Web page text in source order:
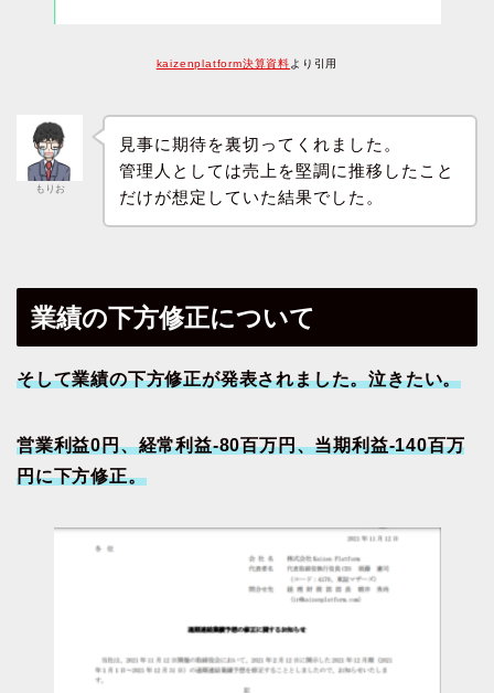
kaizenplatform決算資料 より引用
もりお
見事に期待を裏切ってくれました。
管理人としては売上を堅調に推移したこと
だけが想定していた結果でした。
業績の下方修正について
そして業績の下方修正が発表されました。泣きたい。
営業利益0円、経常利益-80百万円、当期利益-140百万
円に下方修正。